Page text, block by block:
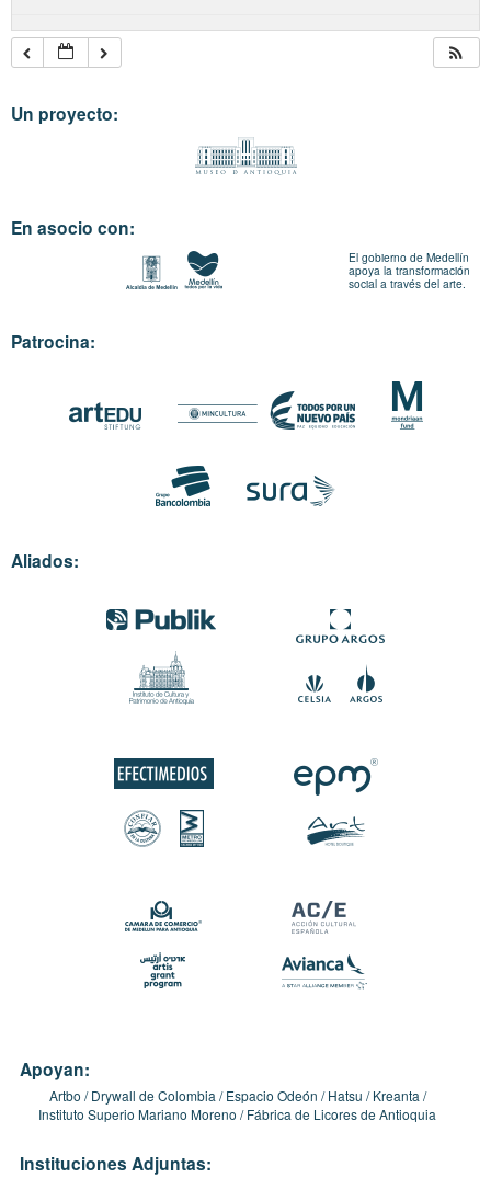
Un proyecto:
En asocio con:
El gobierno de Medellín
apoya la transformación
social a través del arte.
Patrocina:
Aliados:
Apoyan:
Artbo Drywall de Colombia Espacio Odeón Hatsu
Kreanta
Instituto Superio Mariano Moreno
Fábrica de Licores de Antioquia
Instituciones Adjuntas: